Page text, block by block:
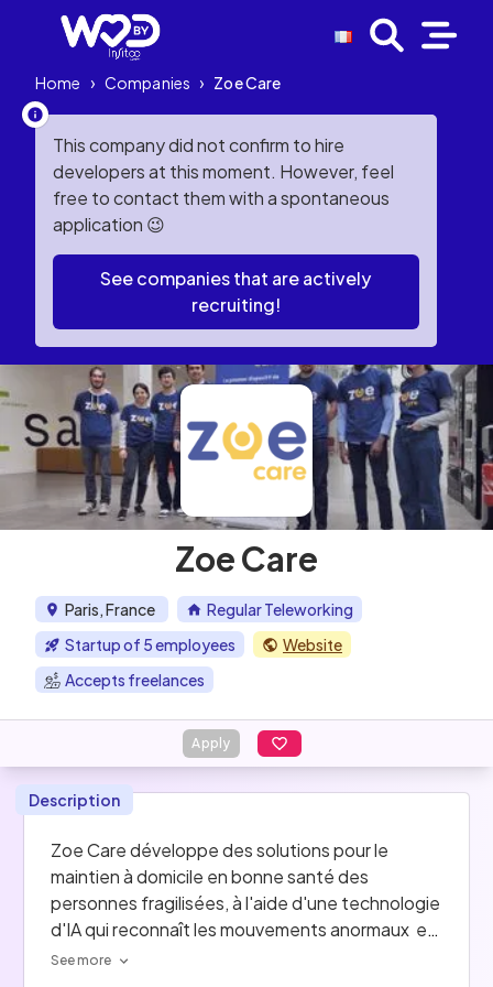
Home › Companies › Zoe Care
This company did not confirm to hire
developers at this moment. However, feel
free to contact them with a spontaneous
application 😉
See companies that are actively
recruiting!
Zoe Care
Paris, France
Regular Teleworking
Startup of 5 employees
Website
Accepts freelances
Apply
Description
Zoe Care développe des solutions pour le
maintien à domicile en bonne santé des
personnes fragilisées, à l'aide d'une technologie
d'IA qui reconnaît les mouvements anormaux  en
analysant les perturbations des signaux Wi-Fi.
See more